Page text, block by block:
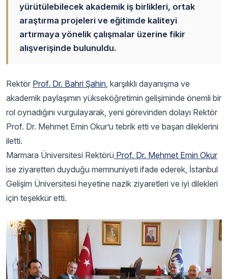
yürütülebilecek akademik iş birlikleri, ortak
araştırma projeleri ve eğitimde kaliteyi
artırmaya yönelik çalışmalar üzerine fikir
alışverişinde bulunuldu.
Rektör Prof. Dr. Bahri Şahin, karşılıklı dayanışma ve
akademik paylaşımın yükseköğretimin gelişiminde önemli bir
rol oynadığını vurgulayarak, yeni görevinden dolayı Rektör
Prof. Dr. Mehmet Emin Okur’u tebrik etti ve başarı dileklerini
iletti.
Marmara Üniversitesi Rektörü Prof. Dr. Mehmet Emin Okur
ise ziyaretten duyduğu memnuniyeti ifade ederek, İstanbul
Gelişim Üniversitesi heyetine nazik ziyaretleri ve iyi dilekleri
için teşekkür etti.